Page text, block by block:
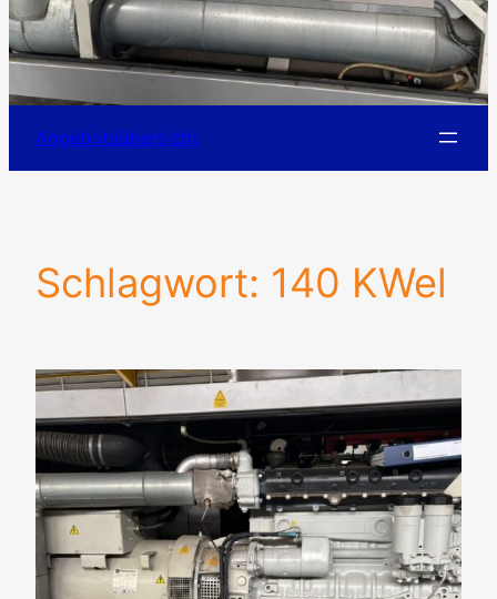
Angebotsübersicht
Schlagwort: 140 KWel